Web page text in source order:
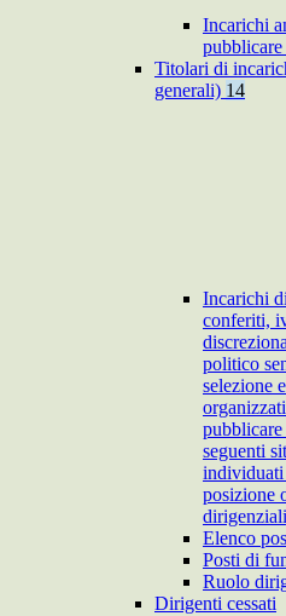
Incarichi
Titolari di
generali) 14
Incarichi
conferiti,
politico
selezione
seguenti
individuati
posizione
Elenco
Posti di
Ruolo
Dirigenti cessati